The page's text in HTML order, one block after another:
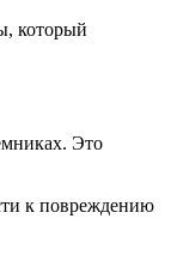
который
Это
к повреждению